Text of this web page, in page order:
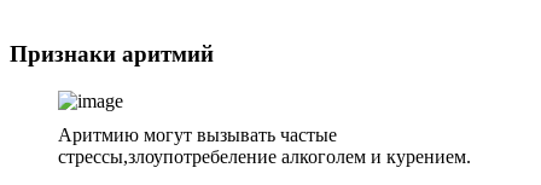
Признаки аритмий
Аритмию могут вызывать частые
стрессы,злоупотребеление алкоголем и курением.